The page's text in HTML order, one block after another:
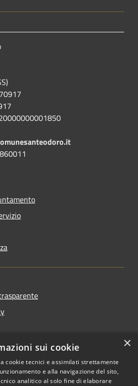
×
sui cookie
cookie tecnici e assimilati strettamente
e alla navigazione del sito,
analitico al solo fine di elaborare